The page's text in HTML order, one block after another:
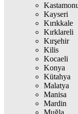
Kayseri
Kırıkkale
Kırklareli
Kırşehir
Kilis
Kocaeli
Konya
Kütahya
Malatya
Manisa
Mardin
Muğla